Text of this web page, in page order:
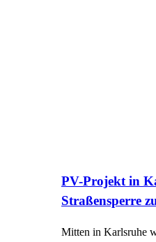
PV-Projekt in
Straßensperre
Mitten in Karlsruhe